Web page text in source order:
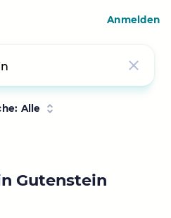
Alle
Gutenstein
Anmelden